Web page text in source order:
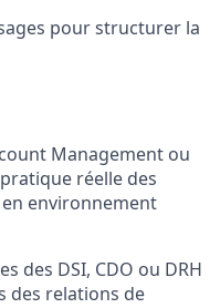
pour structurer la
Management ou
réelle des
environnement
des DSI, CDO ou DRH
des relations de